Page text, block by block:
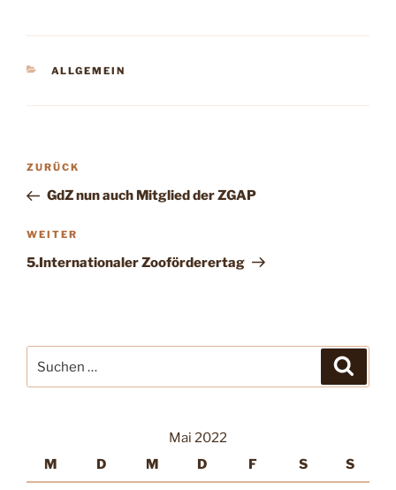
KATEGORIEN
ALLGEMEIN
Beitragsnavigation
Vorheriger
Beitrag
ZURÜCK
GdZ nun auch Mitglied der ZGAP
Nächster
Beitrag
WEITER
5.Internationaler Zooförderertag
nach:
Mai 2022
M
D M D F S S